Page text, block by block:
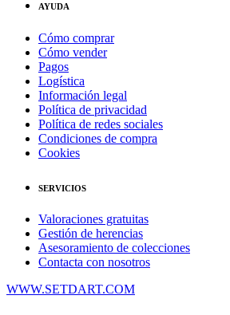
AYUDA
Cómo comprar
Cómo vender
Pagos
Logística
Información legal
Política de privacidad
Política de redes sociales
Condiciones de compra
Cookies
SERVICIOS
Valoraciones gratuitas
Gestión de herencias
Asesoramiento de colecciones
Contacta con nosotros
WWW.SETDART.COM